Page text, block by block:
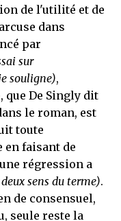
de l'utilité et de
dans
par
sur
souligne),
De Singly dit
le roman, est
toute
faisant de
régression a
sens du terme).
de consensuel,
seule reste la